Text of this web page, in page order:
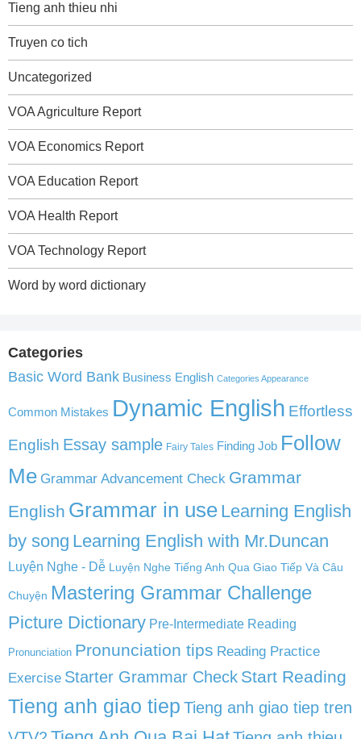
Tieng anh thieu nhi
Truyen co tich
Uncategorized
VOA Agriculture Report
VOA Economics Report
VOA Education Report
VOA Health Report
VOA Technology Report
Word by word dictionary
Categories
Basic Word Bank Business English Categories Appearance
Common Mistakes Dynamic English Effortless
English Essay sample Fairy Tales Finding Job Follow
Me Grammar Advancement Check Grammar
English Grammar in use Learning English
by song Learning English with Mr.Duncan
Luyện Nghe - Dễ Luyện Nghe Tiếng Anh Qua Giao Tiếp Và Câu
Chuyện Mastering Grammar Challenge
Picture Dictionary Pre-Intermediate Reading
Pronunciation Pronunciation tips Reading Practice
Exercise Starter Grammar Check Start Reading
Tieng anh giao tiep Tieng anh giao tiep tren